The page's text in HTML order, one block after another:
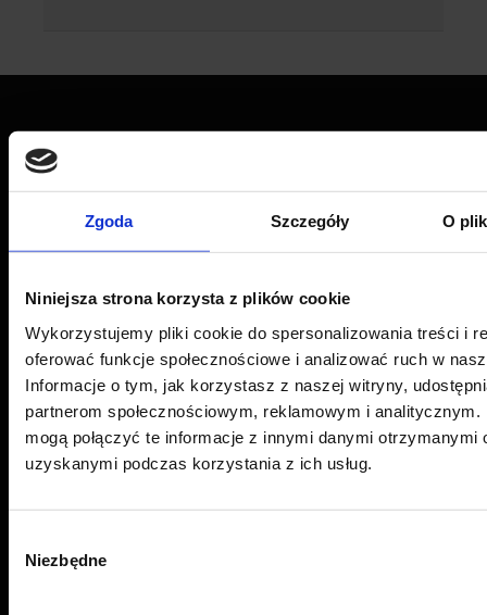
Zgoda Szczegóły O
Niniejsza strona korzysta z plików cookie
Wykorzystujemy pliki cookie do spersonalizowania treści i
oferować funkcje społecznościowe i analizować ruch w
Informacje o tym, jak korzystasz z naszej witryny,
partnerom społecznościowym, reklamowym i analitycznym.
mogą połączyć te informacje z innymi danymi otrzymanymi
uzyskanymi podczas korzystania z ich usług.
zgody
Niezbędne
Centrum folii samochodowych
Sonina 493 G, 37-100 Łańcut
Oddział Sonina -+48 534 704 315
ul. 9 Dywizji Piechoty 79, 35-001 Rzeszów
Oddział Rzeszów -+48 575 676 005
Email:pwj.poczta@gmail.com
Przydatne linki